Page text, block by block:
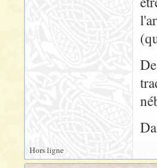
Hors ligne